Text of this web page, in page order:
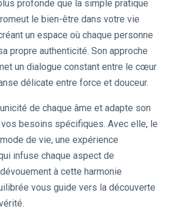
profonde que la simple pratique
le bien-être dans votre vie
un espace où chaque personne
propre authenticité. Son approche
un dialogue constant entre le cœur
délicate entre force et douceur.
de chaque âme et adapte son
besoins spécifiques. Avec elle, le
de vie, une expérience
infuse chaque aspect de
à cette harmonie
vous guide vers la découverte